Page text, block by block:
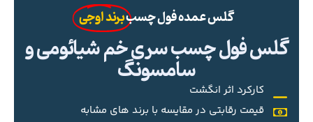
گلس عمده فول چسببرند اوجی
گلس فول چسب سری خم شیائومی و
سامسونگ
کارکرد اثر انگشت
قیمت رقابتی در مقایسه با برند های مشابه